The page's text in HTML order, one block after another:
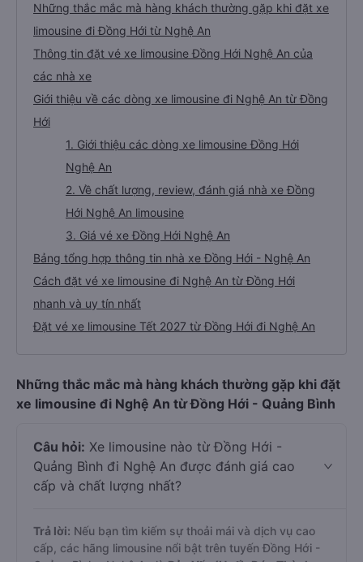
Những thắc mắc mà hàng khách thường gặp khi đặt xe
limousine đi Đồng Hới từ Nghệ An
Thông tin đặt vé xe limousine Đồng Hới Nghệ An của
các nhà xe
Giới thiệu về các dòng xe limousine đi Nghệ An từ Đồng
Hới
1. Giới thiệu các dòng xe limousine Đồng Hới
Nghệ An
2. Về chất lượng, review, đánh giá nhà xe Đồng
Hới Nghệ An limousine
3. Giá vé xe Đồng Hới Nghệ An
Bảng tổng hợp thông tin nhà xe Đồng Hới - Nghệ An
Cách đặt vé xe limousine đi Nghệ An từ Đồng Hới
nhanh và uy tín nhất
Đặt vé xe limousine Tết 2027 từ Đồng Hới đi Nghệ An
Những thắc mắc mà hàng khách thường gặp khi đặt
xe limousine đi Nghệ An từ Đồng Hới - Quảng Bình
Câu hỏi: Xe limousine nào từ Đồng Hới -
Quảng Bình đi Nghệ An được đánh giá cao
cấp và chất lượng nhất?
Trả lời: Nếu bạn tìm kiếm sự thoải mái và dịch vụ cao
cấp, các hãng limousine nổi bật trên tuyến Đồng Hới -